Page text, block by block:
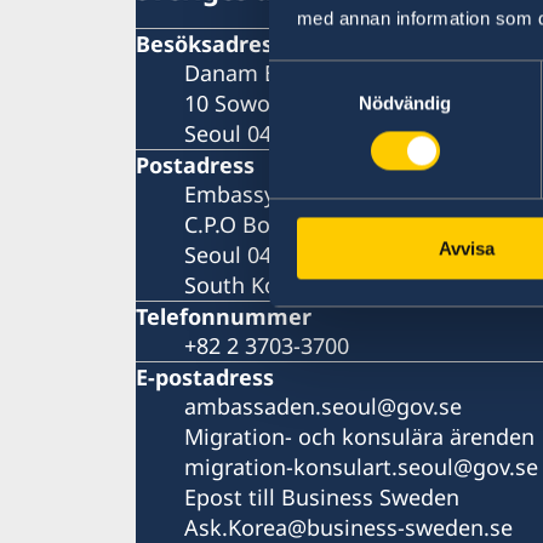
med annan information som
Samtyckesval
Nödvändig
Avvisa
Besöksadress
Danam Building, 8th Fl.
10 Sowol-ro, Jung-Gu
Seoul 04527
Postadress
Embassy of Sweden
C.P.O Box 3577
Seoul 04535
South Korea
Telefonnummer
+82 2 3703-3700
E-postadress
ambassaden.seoul@gov.se
Migration- och konsulära ärenden
migration-konsulart.seoul@gov.se
Epost till Business Sweden
Ask.Korea@business-sweden.se